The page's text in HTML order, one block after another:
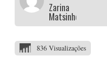
Zarina
Matsinhes
836 Visualizações